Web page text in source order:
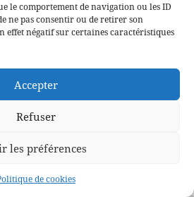
le comportement de navigation ou les ID
ne pas consentir ou de retirer son
effet négatif sur certaines caractéristiques
Accepter
Refuser
les préférences
de cookies